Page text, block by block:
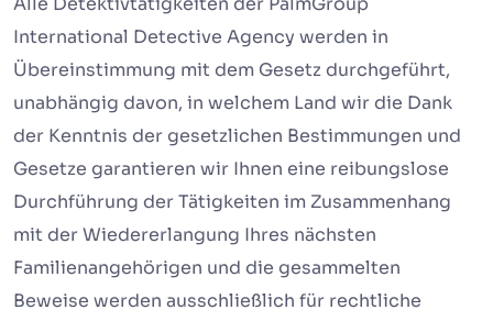
International Detective Agency werden in
Übereinstimmung mit dem Gesetz durchgeführt,
unabhängig davon, in welchem ​​Land wir die Dank
der Kenntnis der gesetzlichen Bestimmungen und
Gesetze garantieren wir Ihnen eine reibungslose
Durchführung der Tätigkeiten im Zusammenhang
mit der Wiedererlangung Ihres nächsten
Familienangehörigen und die gesammelten
Beweise werden ausschließlich für rechtliche